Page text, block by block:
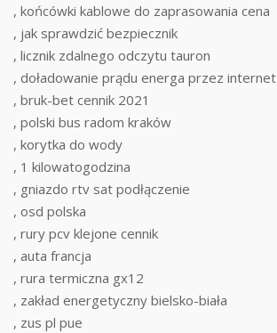
, końcówki kablowe do zaprasowania cena
, jak sprawdzić bezpiecznik
, licznik zdalnego odczytu tauron
, doładowanie prądu energa przez internet
, bruk-bet cennik 2021
, polski bus radom kraków
, korytka do wody
, 1 kilowatogodzina
, gniazdo rtv sat podłączenie
, osd polska
, rury pcv klejone cennik
, auta francja
, rura termiczna gx12
, zakład energetyczny bielsko-biała
, zus pl pue